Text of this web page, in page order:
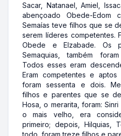
Sacar, Natanael, Amiel,
abençoado Obede-Edom
Semaías teve filhos que se
serem líderes competentes.
Obede e Elzabade. Os
Semaquias, também
Todos esses eram
Eram competentes e
foram sessenta e dois.
filhos e parentes que se
Hosa, o merarita, foram:
o mais velho, era
primeiro; depois, Hilquias,
todo, foram treze filhos e